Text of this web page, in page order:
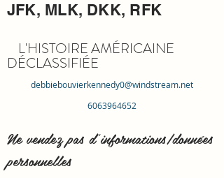
JFK, MLK, DKK, RFK
L'HISTOIRE AMÉRICAINE
DÉCLASSIFIÉE
debbiebouvierkennedy0@windstream.net
6063964652
Ne vendez pas d'informations/données
personnelles